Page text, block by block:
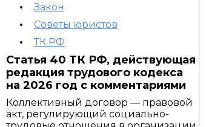
Закон
Советы юристов
ТК РФ
Статья 40 ТК РФ, действующая
редакция трудового кодекса
на 2026 год с комментариями
Коллективный договор — правовой
акт, регулирующий социально-